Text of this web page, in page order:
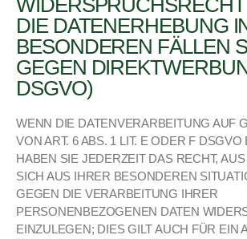
DIE DATENERHEBUNG
BESONDEREN FÄLLEN
GEGEN
DSGVO)
WENN DIE DATENVERARBEITUNG AUF
VON ART. 6 ABS. 1 LIT. E ODER F DSGVO
HABEN SIE JEDERZEIT DAS RECHT,
SICH AUS IHRER BESONDEREN
GEGEN DIE VERARBEITUNG IHRER
PERSONENBEZOGENEN DATEN
EINZULEGEN; DIES GILT AUCH FÜR EIN